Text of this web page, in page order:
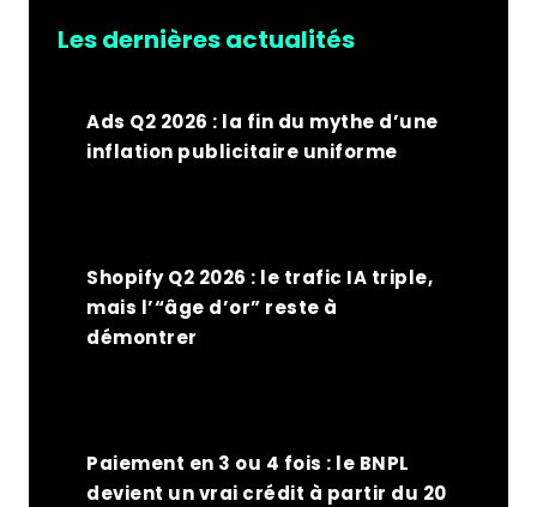
Les dernières actualités
Ads Q2 2026 : la fin du mythe d’une
inflation publicitaire uniforme
Shopify Q2 2026 : le trafic IA triple,
mais l’“âge d’or” reste à
démontrer
Paiement en 3 ou 4 fois : le BNPL
devient un vrai crédit à partir du 20